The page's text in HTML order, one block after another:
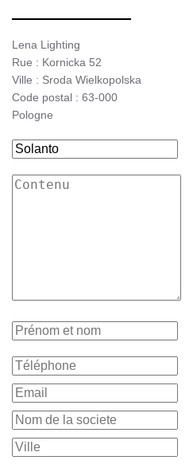
Lena Lighting
Rue : Kornicka 52
Ville : Sroda Wielkopolska
Code postal : 63-000
Pologne